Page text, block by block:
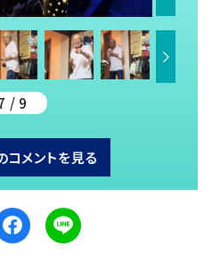
/ 9
コメントを見る